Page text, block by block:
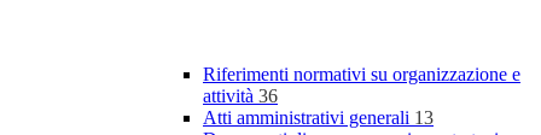
Riferimenti normativi su organizzazione e
attività 36
Atti amministrativi generali 13